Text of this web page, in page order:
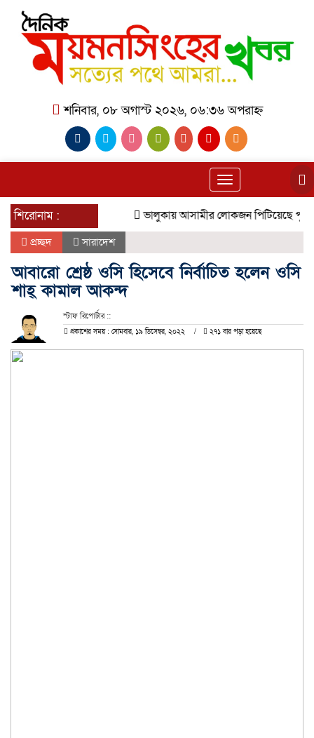
শনিবার, ০৮ অগাস্ট ২০২৬, ০৬:৩৬ অপরাহ্ন
Toggle
navigation
শিরোনাম : ভালুকায় আসামীর লোকজন পিটিয়েছে পুলিশকে
প্রচ্ছদ সারাদেশ
আবারো শ্রেষ্ঠ ওসি হিসেবে নির্বাচিত হলেন ওসি
শাহ্ কামাল আকন্দ
স্টাফ রিপোর্টার ::
প্রকাশের সময় : সোমবার, ১৯ ডিসেম্বর, ২০২২ ২৭১ বার পড়া হয়েছে